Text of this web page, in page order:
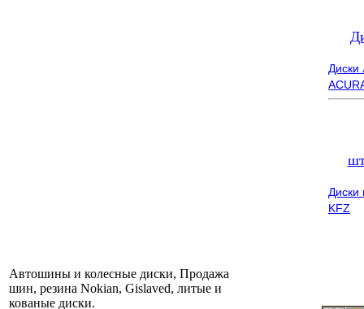
Диски
KFZ
Автошины и колесные диски, Продажа
шин, резина Nokian, Gislaved, литые и
кованые диски.